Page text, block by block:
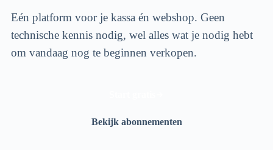
Eén platform voor je kassa én webshop. Geen
technische kennis nodig, wel alles wat je nodig hebt
om vandaag nog te beginnen verkopen.
Bekijk abonnementen